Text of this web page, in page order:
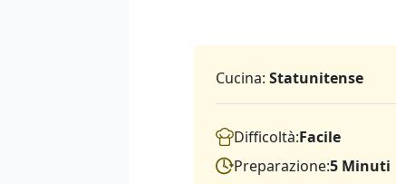
Cucina: Statunitense
Difficoltà:Facile
Preparazione:5 Minuti